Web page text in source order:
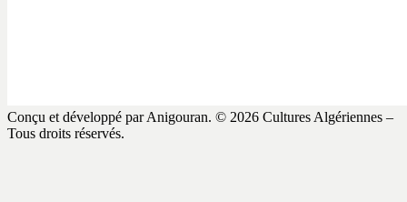
Conçu et développé par Anigouran. © 2026 Cultures Algériennes –
Tous droits réservés.